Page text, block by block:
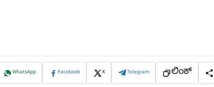
WhatsApp Facebook X Telegram ಲಿಂಕ್